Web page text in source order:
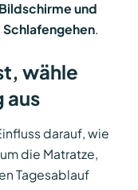
und
.
wähle
aus
darauf, wie
die Matratze,
Tagesablauf